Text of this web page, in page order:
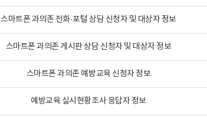
스마트폰 과의존 전화·포털 상담 신청자 및 대상자 정보
스마트폰 과의존 게시판 상담 신청자 및 대상자 정보
스마트폰 과의존 예방교육 신청자 정보
예방교육 실시현황조사 응답자 정보